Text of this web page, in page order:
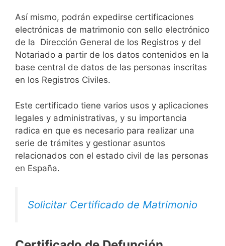
Así mismo, podrán expedirse certificaciones
electrónicas de matrimonio con sello electrónico
de la Dirección General de los Registros y del
Notariado a partir de los datos contenidos en la
base central de datos de las personas inscritas
en los Registros Civiles.
Este certificado tiene varios usos y aplicaciones
legales y administrativas, y su importancia
radica en que es necesario para realizar una
serie de trámites y gestionar asuntos
relacionados con el estado civil de las personas
en España.
Solicitar Certificado de Matrimonio